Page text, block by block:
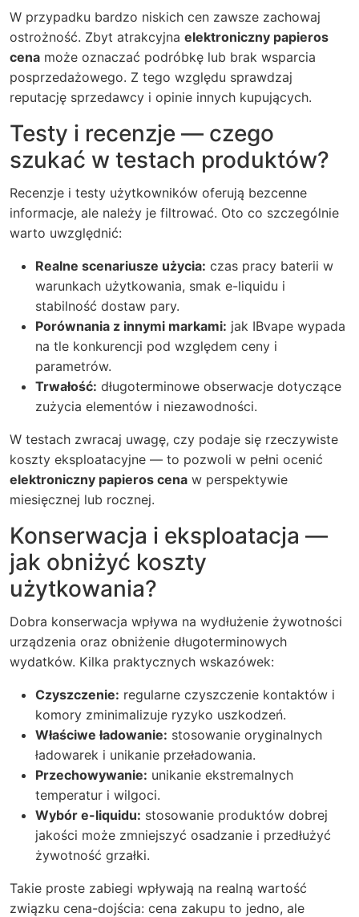
W przypadku bardzo niskich cen zawsze zachowaj
ostrożność. Zbyt atrakcyjna elektroniczny papieros
cena może oznaczać podróbkę lub brak wsparcia
posprzedażowego. Z tego względu sprawdzaj
reputację sprzedawcy i opinie innych kupujących.
Testy i recenzje — czego
szukać w testach produktów?
Recenzje i testy użytkowników oferują bezcenne
informacje, ale należy je filtrować. Oto co szczególnie
warto uwzględnić:
Realne scenariusze użycia: czas pracy baterii w
warunkach użytkowania, smak e-liquidu i
stabilność dostaw pary.
Porównania z innymi markami: jak IBvape wypada
na tle konkurencji pod względem ceny i
parametrów.
Trwałość: długoterminowe obserwacje dotyczące
zużycia elementów i niezawodności.
W testach zwracaj uwagę, czy podaje się rzeczywiste
koszty eksploatacyjne — to pozwoli w pełni ocenić
elektroniczny papieros cena w perspektywie
miesięcznej lub rocznej.
Konserwacja i eksploatacja —
jak obniżyć koszty
użytkowania?
Dobra konserwacja wpływa na wydłużenie żywotności
urządzenia oraz obniżenie długoterminowych
wydatków. Kilka praktycznych wskazówek:
Czyszczenie: regularne czyszczenie kontaktów i
komory zminimalizuje ryzyko uszkodzeń.
Właściwe ładowanie: stosowanie oryginalnych
ładowarek i unikanie przeładowania.
Przechowywanie: unikanie ekstremalnych
temperatur i wilgoci.
Wybór e-liquidu: stosowanie produktów dobrej
jakości może zmniejszyć osadzanie i przedłużyć
żywotność grzałki.
Takie proste zabiegi wpływają na realną wartość
związku cena-dojścia: cena zakupu to jedno, ale